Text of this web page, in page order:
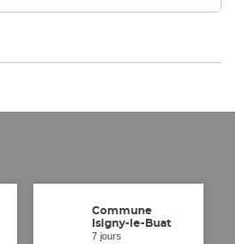
Commune
Isigny-le-Buat
7 jours